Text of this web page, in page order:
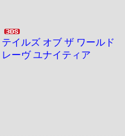
テイルズ オブ ザ ワールド
レーヴ ユナイティア